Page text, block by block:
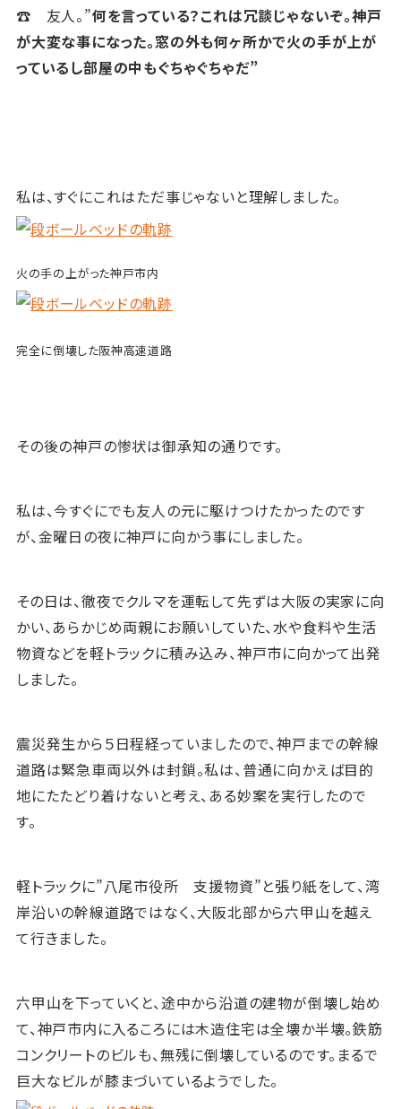
☎ 友人。”何を言っている？これは冗談じゃないぞ。神戸
が大変な事になった。窓の外も何ヶ所かで火の手が上が
っているし部屋の中もぐちゃぐちゃだ”
私は、すぐにこれはただ事じゃないと理解しました。
火の手の上がった神戸市内
完全に倒壊した阪神高速道路
その後の神戸の惨状は御承知の通りです。
私は、今すぐにでも友人の元に駆けつけたかったのです
が、金曜日の夜に神戸に向かう事にしました。
その日は、徹夜でクルマを運転して先ずは大阪の実家に向
かい、あらかじめ両親にお願いしていた、水や食料や生活
物資などを軽トラックに積み込み、神戸市に向かって出発
しました。
震災発生から５日程経っていましたので、神戸までの幹線
道路は緊急車両以外は封鎖。私は、普通に向かえば目的
地にたたどり着けないと考え、ある妙案を実行したので
す。
軽トラックに”八尾市役所 支援物資”と張り紙をして、湾
岸沿いの幹線道路ではなく、大阪北部から六甲山を越え
て行きました。
六甲山を下っていくと、途中から沿道の建物が倒壊し始め
て、神戸市内に入るころには木造住宅は全壊か半壊。鉄筋
コンクリートのビルも、無残に倒壊しているのです。まるで
巨大なビルが膝まづいているようでした。